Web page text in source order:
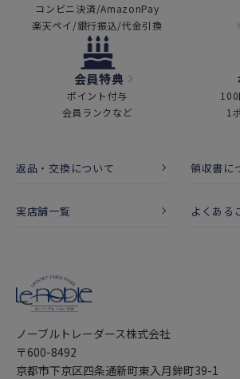
コンビニ決済/AmazonPay
楽天ペイ/銀行振込/代金引換
会員特典
ポイント付与
会員ランクなど
100
1
返品・交換について 領収書に
実店舗一覧 よくある
ノーブルトレーダース株式会社
〒600-8492
京都市下京区四条通新町東入月鉾町39-1